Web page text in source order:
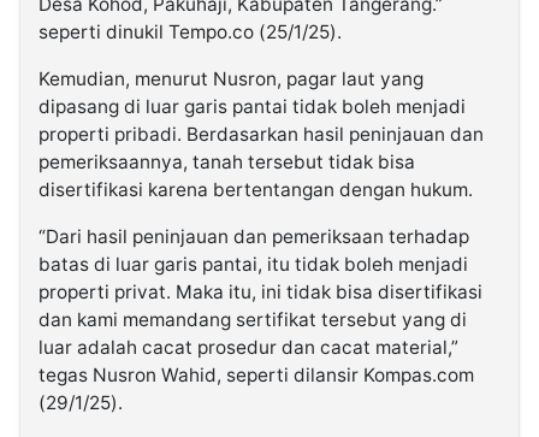
Desa Kohod, Pakuhaji, Kabupaten Tangerang.”
seperti dinukil Tempo.co (25/1/25).
Kemudian, menurut Nusron, pagar laut yang
dipasang di luar garis pantai tidak boleh menjadi
properti pribadi. Berdasarkan hasil peninjauan dan
pemeriksaannya, tanah tersebut tidak bisa
disertifikasi karena bertentangan dengan hukum.
“Dari hasil peninjauan dan pemeriksaan terhadap
batas di luar garis pantai, itu tidak boleh menjadi
properti privat. Maka itu, ini tidak bisa disertifikasi
dan kami memandang sertifikat tersebut yang di
luar adalah cacat prosedur dan cacat material,”
tegas Nusron Wahid, seperti dilansir Kompas.com
(29/1/25).